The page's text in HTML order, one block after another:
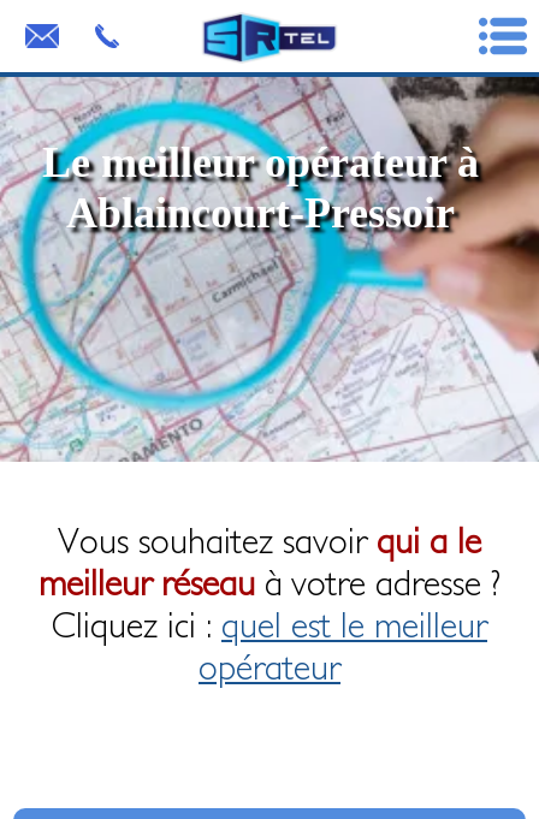
Le meilleur opérateur à
Ablaincourt-Pressoir
Vous souhaitez savoir qui a le
meilleur réseau à votre adresse ?
Cliquez ici : quel est le meilleur
opérateur